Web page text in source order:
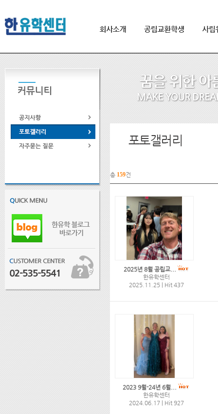
총 159건
2025년 8월 공립교...
한유학센터
2025.11.25
Hit 437
2023 9월-24년 6월...
한유학센터
2024.06.17
Hit 927